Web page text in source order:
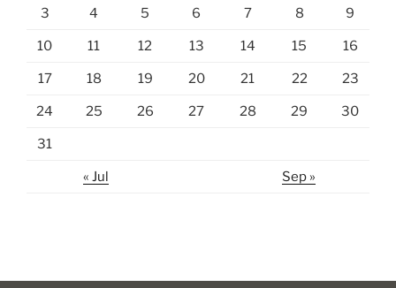
3 4 5 6 7 8 9
10 11 12 13 14 15 16
17 18 19 20 21 22 23
24 25 26 27 28 29 30
31
« Jul Sep »